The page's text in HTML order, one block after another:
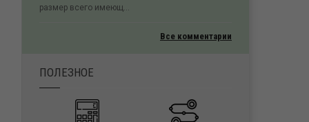
размер всего имеющ...
Все комментарии
ПОЛЕЗНОЕ